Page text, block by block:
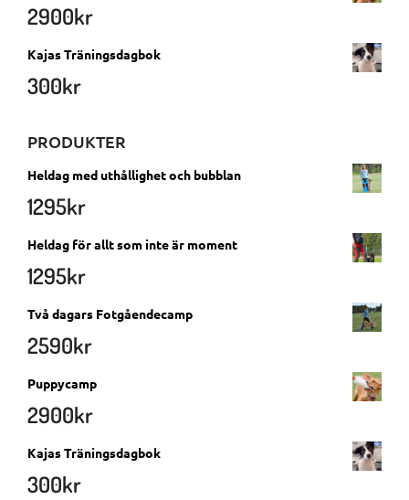
2900kr
Kajas Träningsdagbok
300kr
PRODUKTER
Heldag med uthållighet och bubblan
1295kr
Heldag för allt som inte är moment
1295kr
Två dagars Fotgåendecamp
2590kr
Puppycamp
2900kr
Kajas Träningsdagbok
300kr